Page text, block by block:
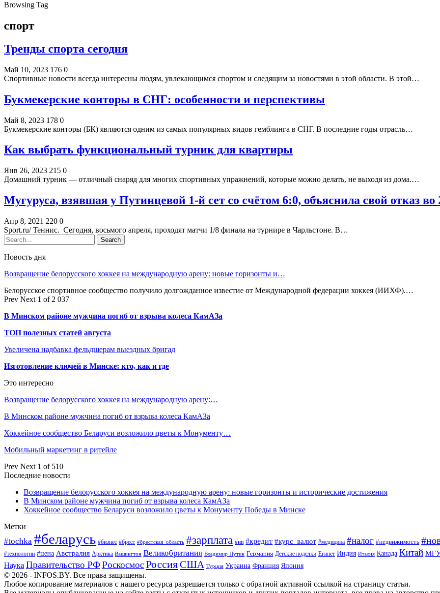
Browsing Tag
спорт
Тренды спорта сегодня
Май 10, 2023 176 0
Спортивные новости всегда интересны людям, увлекающимся спортом и следящим за новостями в этой области. В этой…
Букмекерские конторы в СНГ: особенности и перспективы
Май 8, 2023 178 0
Букмекерские конторы (БК) являются одним из самых популярных видов гемблинга в СНГ. В последние годы отрасль…
Как выбрать функциональный турник для квартиры
Янв 26, 2023 215 0
Домашний турник — отличный снаряд для многих спортивных упражнений, которые можно делать, не выходя из дома.…
Мугуруса, взявшая у Путинцевой 1-й сет со счётом 6:0, объяснила свой отказ
Апр 8, 2021 220 0
Sport.ru/ Теннис. Сегодня, восьмого апреля, проходят матчи 1/8 финала на турнире в Чарльстоне. В…
Новость дня
Возвращение белорусского хоккея на международную арену: новые горизонты и…
Белорусское спортивное сообщество получило долгожданное известие от Международной федерации хоккея (ИИХФ).…
Prev Next 1 of 2 037
В Минском районе мужчина погиб от взрыва колеса КамАЗа
ТОП полезных статей августа
Увеличена надбавка фельдшерам выездных бригад
Изготовление ключей в Минске: кто, как и где
Это интересно
Возвращение белорусского хоккея на международную арену:…
В Минском районе мужчина погиб от взрыва колеса КамАЗа
Хоккейное сообщество Беларуси возложило цветы к Монументу…
Мобильный маркетинг в ритейле
Prev Next 1 of 510
Последние новости
Возвращение белорусского хоккея на международную арену: новые горизонты и исторические достижения
В Минском районе мужчина погиб от взрыва колеса КамАЗа
Хоккейное сообщество Беларуси возложило цветы к Монументу Победы в Минске
Метки
#tochka #беларусь #бизнес #брест #брестская_область #зарплата #ип #кредит #курс_валют #медицина #налог #недвижимость
#технологии #цена Австралия Арктика Вашингтон Великобритания Владимир Путин Германия Детские поделки Египет Индия Италия Канада Китай
Наука Правительство РФРоскосмосРоссияСША Турция Украина Франция Япония
© 2026 - INFOS.BY. Все права защищены.
Любое копирование материалов с нашего ресурса разрешается только с обратной активной ссылкой на страницу статьи.